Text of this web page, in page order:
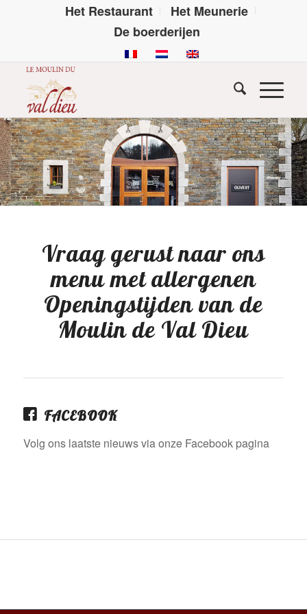
Het Restaurant
Het Meunerie
De boerderijen
Vraag gerust naar ons
menu met allergenen
Openingstijden van de
Moulin de Val Dieu
FACEBOOK
Volg ons laatste nieuws via onze Facebook pagina